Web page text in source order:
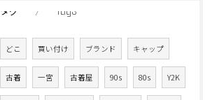
タグ Tags
どこ 買い付け ブランド キャップ
古着 一宮 古着屋 90s 80s Y2K